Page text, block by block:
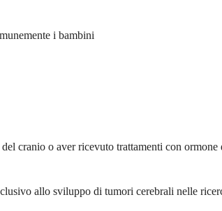
i bambini
cranio o aver ricevuto trattamenti con ormone
allo sviluppo di tumori cerebrali nelle